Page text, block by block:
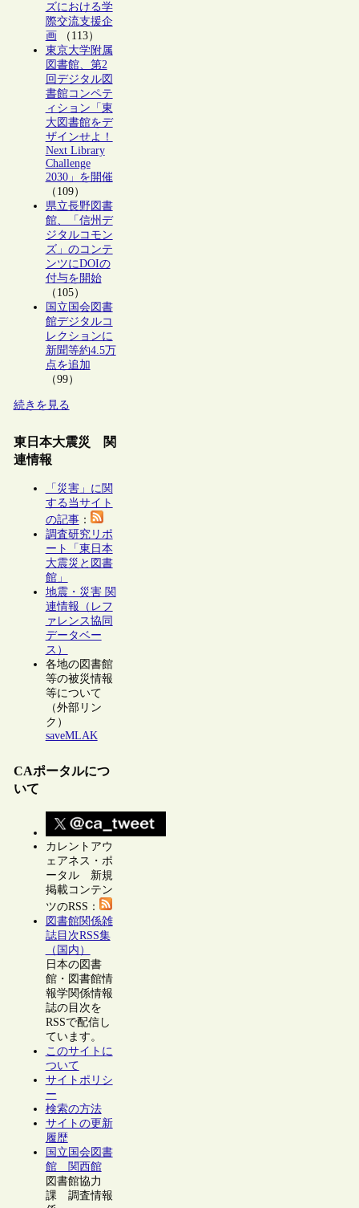
ズにおける学
際交流支援企
画 （113）
東京大学附属
図書館、第2
回デジタル図
書館コンペテ
ィション「東
大図書館をデ
ザインせよ！
Next Library
Challenge
2030」を開催
（109）
県立長野図書
館、「信州デ
ジタルコモン
ズ」のコンテ
ンツにDOIの
付与を開始
（105）
国立国会図書
館デジタルコ
レクションに
新聞等約4.5万
点を追加
（99）
続きを見る
東日本大震災 関
連情報
「災害」に関
する当サイト
の記事：
調査研究リポ
ート「東日本
大震災と図書
館」
地震・災害 関
連情報（レフ
ァレンス協同
データベー
ス）
各地の図書館
等の被災情報
等について
（外部リン
ク）
saveMLAK
CAポータルにつ
いて
カレントアウ
ェアネス・ポ
ータル 新規
掲載コンテン
ツのRSS：
図書館関係雑
誌目次RSS集
（国内）
日本の図書
館・図書館情
報学関係情報
誌の目次を
RSSで配信し
ています。
このサイトに
ついて
サイトポリシ
ー
検索の方法
サイトの更新
履歴
国立国会図書
館 関西館
図書館協力
課 調査情報